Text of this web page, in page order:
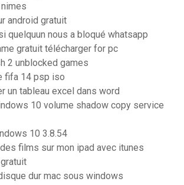
android gratuit
quelquun nous a bloqué whatsapp
gratuit télécharger for pc
2 unblocked games
fifa 14 psp iso
un tableau excel dans word
10 volume shadow copy service
10 3.8.54
films sur mon ipad avec itunes
dur mac sous windows